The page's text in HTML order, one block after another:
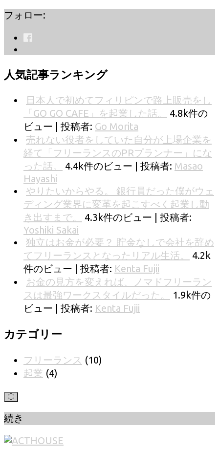
フォロー:
人気記事ランキング
日本人で初めてフィリピンで路上販売をし
「GO GO CAFE」を起業した話。
4.8k件の
ビュー
投稿者: Go Morita
売れない役者をしていた自分が上場企業を
経て「フリーランスのPRプランナー」にな
った話。
4.4k件のビュー 投稿者: Masao
Hayashi
やりたいからやる。 銀行員だった僕がウェ
ディング業界に変革を起こすべく起業し動
き出すまで。
4.3k件のビュー
投稿者:
Yoshiki Sakai
独立はお金が必要？ 貯金なしで会社を辞め
てフリーランスとなったリアル生活。
4.2k
件のビュー
投稿者: Kenta Fujii
お金の見方を変えれば、ノマドフリーラン
スは最強ワークスタイルだった。
1.9k件の
ビュー
投稿者: Kenta Fujii
カテゴリー
フリーランス (10)
起業 (4)
続き